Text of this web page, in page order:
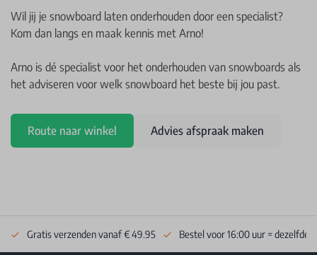
Wil jij je snowboard laten onderhouden door een specialist?
Kom dan langs en maak kennis met Arno!
Arno is dé specialist voor het onderhouden van snowboards als
het adviseren voor welk snowboard het beste bij jou past.
Route naar winkel Advies afspraak maken
Gratis verzenden vanaf € 49.95 Bestel voor 16:00 uur = dezelfde